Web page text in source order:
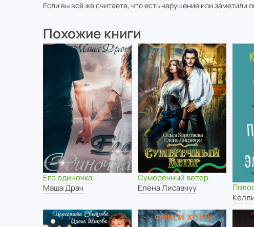
Если вы всё же считаете, что есть нарушение или заметили
Похожие книги
Его одиночка
Маша Драч
Сумеречный ветер
Елена Лисавчуу